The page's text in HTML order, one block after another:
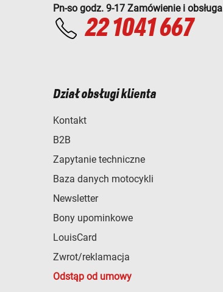
Pn-so godz. 9-17 Zamówienie i obsługa
22 1041 667
Dział obsługi klienta
Kontakt
B2B
Zapytanie techniczne
Baza danych motocykli
Newsletter
Bony upominkowe
LouisCard
Zwrot/reklamacja
Odstąp od umowy